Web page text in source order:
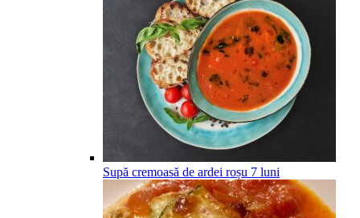
Supă cremoasă de ardei roșu 7 luni